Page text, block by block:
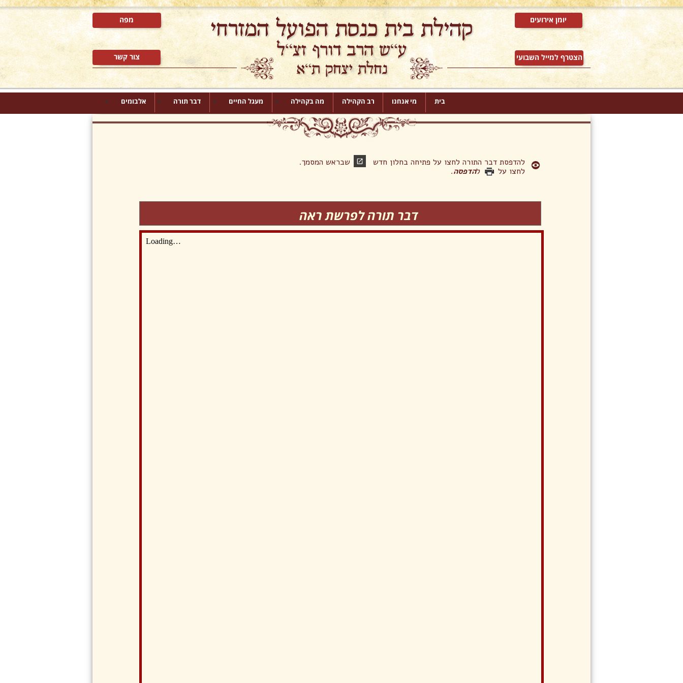
בית מי אנחנו רב הקהילה מה בקהילה מעגל החיים דבר תורה אלבומים
מפה יומן אירועים
צור קשר הצטרף למייל השבועי
להדפסת דבר התורה לחצו על פתיחה בחלון חדש שבראש המסמך.
לחצו על
להדפסה.
דבר תורה לפרשת ראה